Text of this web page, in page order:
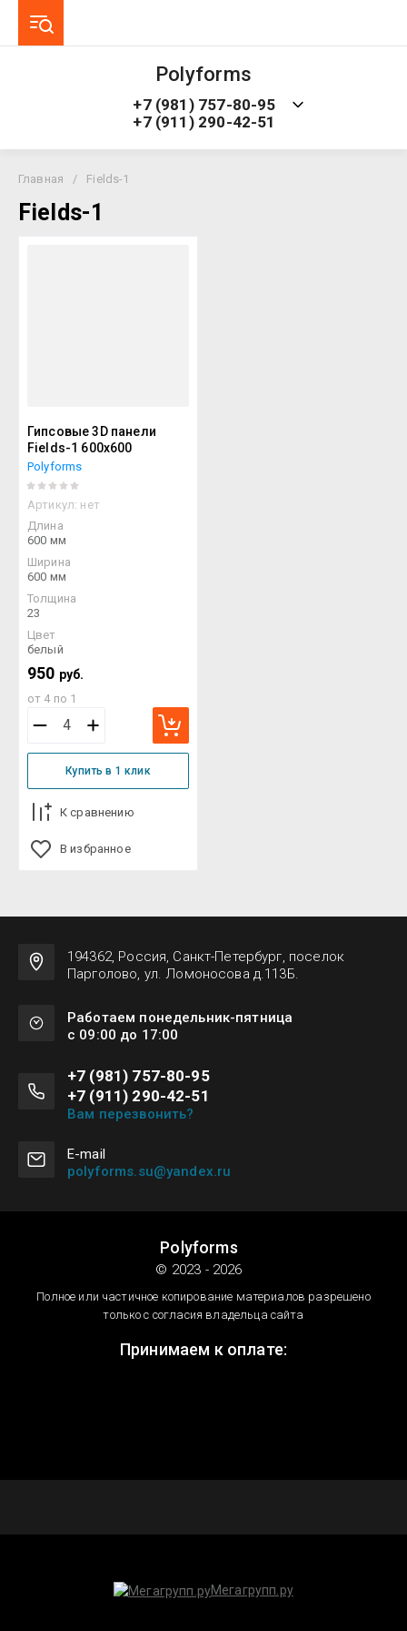
Polyforms
+7 (981) 757-80-95
+7 (911) 290-42-51
Главная / Fields-1
Fields-1
Гипсовые 3D панели
Fields-1 600x600
Polyforms
Артикул: нет
Длина
600 мм
Ширина
600 мм
Толщина
23
Цвет
белый
950 руб.
от 4 по 1
Купить в 1 клик
К сравнению
В избранное
194362, Россия, Санкт-Петербург, поселок
Парголово, ул. Ломоносова д.113Б.
Работаем понедельник-пятница
с 09:00 до 17:00
+7 (981) 757-80-95
+7 (911) 290-42-51
Вам перезвонить?
Е-mail
polyforms.su@yandex.ru
Polyforms
© 2023 - 2026
Полное или частичное копирование материалов разрешено
только с согласия владельца сайта
Принимаем к оплате:
Мегагрупп.ру